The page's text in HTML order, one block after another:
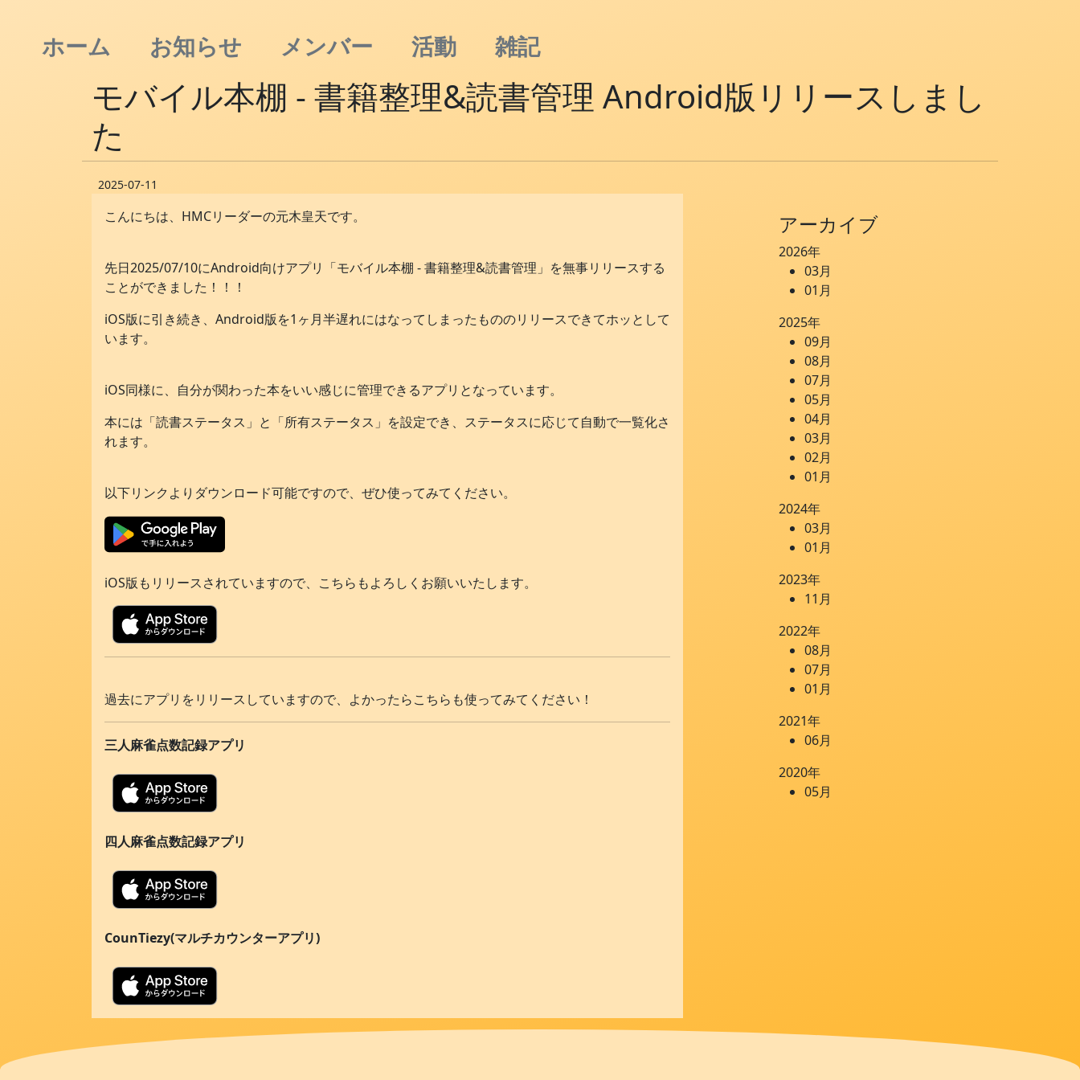
ホーム お知らせ メンバー 活動 雑記
モバイル本棚 - 書籍整理&読書管理 Android版リリースしまし
た
2025-07-11
こんにちは、HMCリーダーの元木皇天です。
先日2025/07/10にAndroid向けアプリ「モバイル本棚 - 書籍整理&読書管理」を無事リリースする
ことができました！！！
iOS版に引き続き、Android版を1ヶ月半遅れにはなってしまったもののリリースできてホッとして
います。
iOS同様に、自分が関わった本をいい感じに管理できるアプリとなっています。
本には「読書ステータス」と「所有ステータス」を設定でき、ステータスに応じて自動で一覧化さ
れます。
以下リンクよりダウンロード可能ですので、ぜひ使ってみてください。
iOS版もリリースされていますので、こちらもよろしくお願いいたします。
過去にアプリをリリースしていますので、よかったらこちらも使ってみてください！
三人麻雀点数記録アプリ
四人麻雀点数記録アプリ
CounTiezy(マルチカウンターアプリ)
アーカイブ
2026年
03月
01月
2025年
09月
08月
07月
05月
04月
03月
02月
01月
2024年
03月
01月
2023年
11月
2022年
08月
07月
01月
2021年
06月
2020年
05月